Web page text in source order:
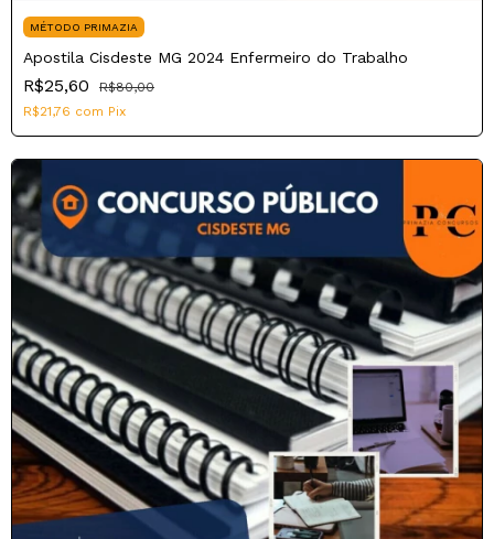
MÉTODO PRIMAZIA
Apostila Cisdeste MG 2024 Enfermeiro do Trabalho
R$25,60
R$80,00
R$21,76 com Pix